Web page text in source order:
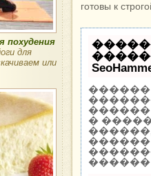
похудения
для
или
готовы к
�